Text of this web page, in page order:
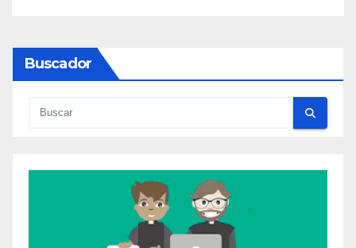
Buscador